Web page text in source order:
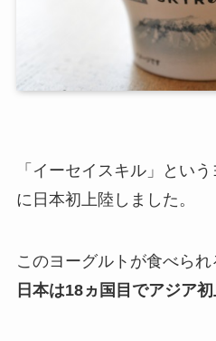
「イーセイスキル」とい
に日本初上陸しました。
このヨーグルトが食べられ
日本は18ヵ国目でアジア初